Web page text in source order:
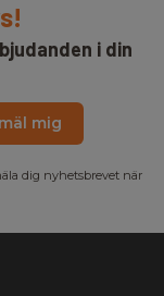
i din
mig
dig nyhetsbrevet när